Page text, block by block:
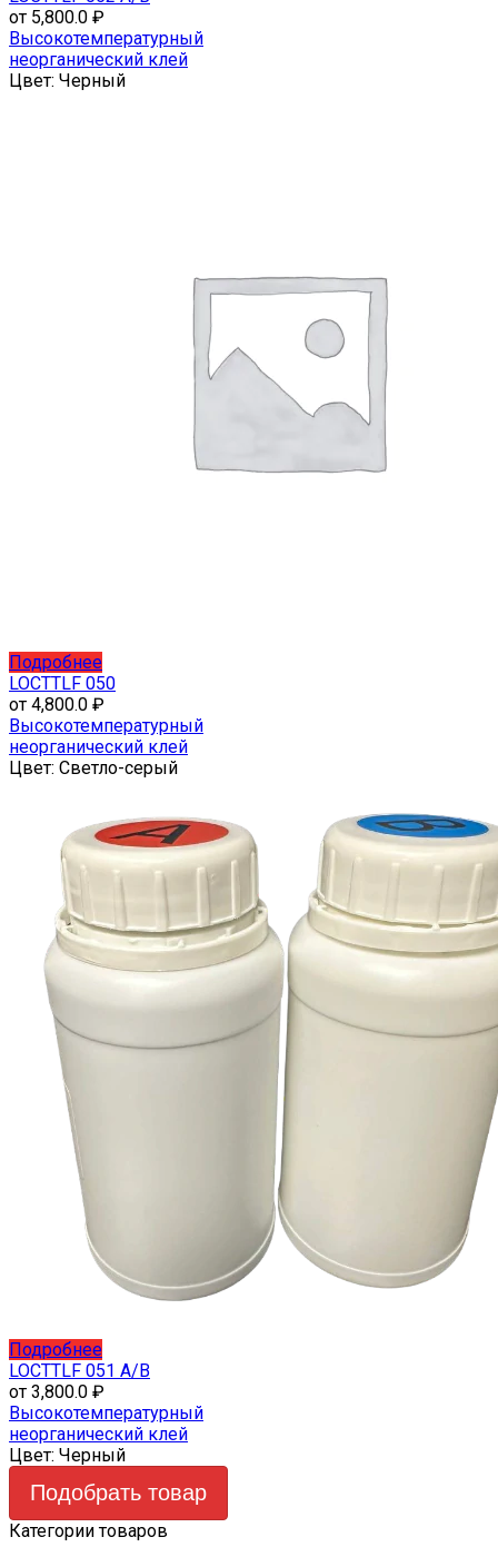
имеет
несколько
вариаций.
Опции
от 5,800.0 ₽
Высокотемпературный
неорганический клей
Цвет: Черный
ПодробнееЭтот
товар
имеет
несколько
вариаций.
Опции
на
странице
товара.
LOCTTLF 050
от 4,800.0 ₽
Высокотемпературный
неорганический клей
Цвет: Светло-серый
ПодробнееЭтот
товар
имеет
несколько
вариаций.
Опции
выбрать
на
странице
LOCTTLF 051 A/B
от 3,800.0 ₽
Высокотемпературный
неорганический клей
Цвет: Черный
Подобрать товар
Категории товаров